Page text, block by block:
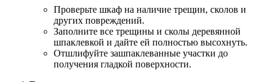
Проверьте шкаф на наличие трещин, сколов и
других повреждений.
Заполните все трещины и сколы деревянной
шпаклевкой и дайте ей полностью высохнуть.
Отшлифуйте зашпаклеванные участки до
получения гладкой поверхности.